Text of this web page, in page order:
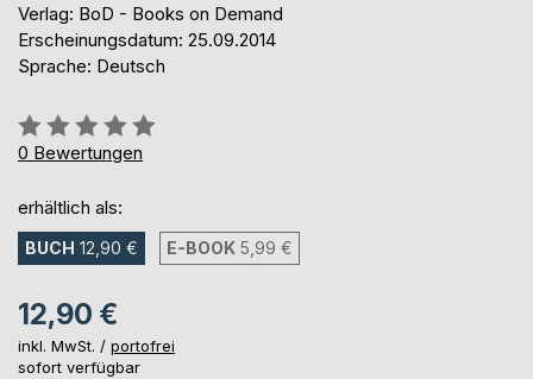
Verlag: BoD - Books on Demand
Erscheinungsdatum: 25.09.2014
Sprache: Deutsch
Bewertung::
0%
0 Bewertungen
erhältlich als:
BUCH 12,90 € E-BOOK 5,99 €
12,90 €
inkl. MwSt. / portofrei
sofort verfügbar